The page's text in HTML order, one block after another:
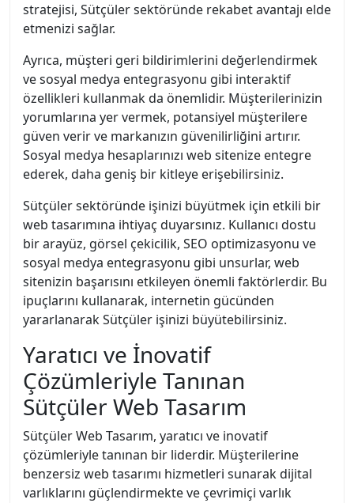
stratejisi, Sütçüler sektöründe rekabet avantajı elde
etmenizi sağlar.
Ayrıca, müşteri geri bildirimlerini değerlendirmek
ve sosyal medya entegrasyonu gibi interaktif
özellikleri kullanmak da önemlidir. Müşterilerinizin
yorumlarına yer vermek, potansiyel müşterilere
güven verir ve markanızın güvenilirliğini artırır.
Sosyal medya hesaplarınızı web sitenize entegre
ederek, daha geniş bir kitleye erişebilirsiniz.
Sütçüler sektöründe işinizi büyütmek için etkili bir
web tasarımına ihtiyaç duyarsınız. Kullanıcı dostu
bir arayüz, görsel çekicilik, SEO optimizasyonu ve
sosyal medya entegrasyonu gibi unsurlar, web
sitenizin başarısını etkileyen önemli faktörlerdir. Bu
ipuçlarını kullanarak, internetin gücünden
yararlanarak Sütçüler işinizi büyütebilirsiniz.
Yaratıcı ve İnovatif
Çözümleriyle Tanınan
Sütçüler Web Tasarım
Sütçüler Web Tasarım, yaratıcı ve inovatif
çözümleriyle tanınan bir liderdir. Müşterilerine
benzersiz web tasarımı hizmetleri sunarak dijital
varlıklarını güçlendirmekte ve çevrimiçi varlık